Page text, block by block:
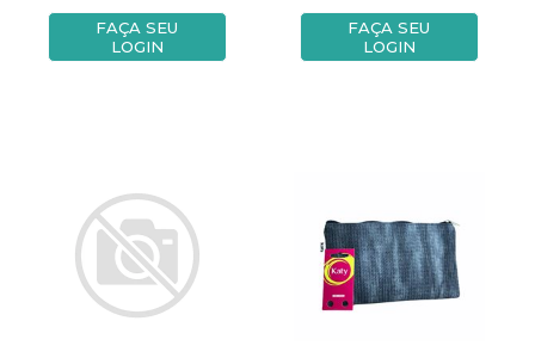
FAÇA SEU
LOGIN
FAÇA SEU
LOGIN